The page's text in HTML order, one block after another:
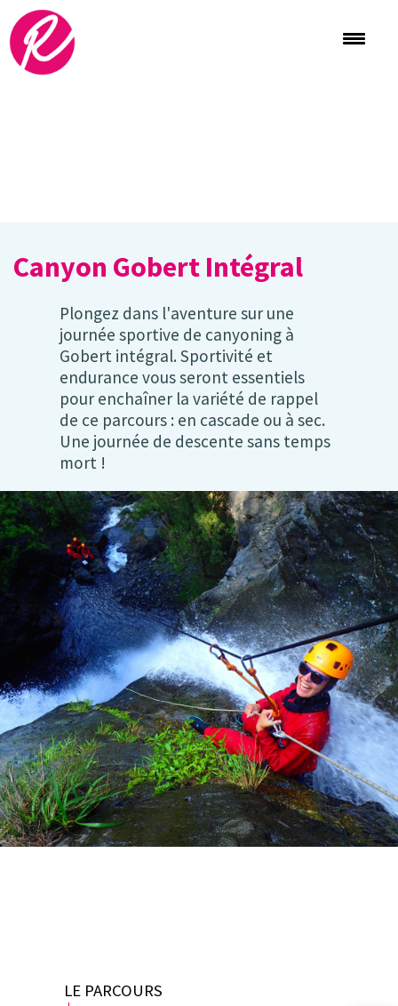
Canyon Gobert Intégral
Plongez dans l'aventure sur une
journée sportive de canyoning à
Gobert intégral. Sportivité et
endurance vous seront essentiels
pour enchaîner la variété de rappel
de ce parcours : en cascade ou à sec.
Une journée de descente sans temps
mort !
LE PARCOURS